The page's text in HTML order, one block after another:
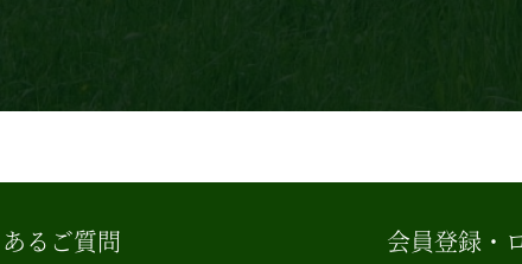
るご質問 会員登録・